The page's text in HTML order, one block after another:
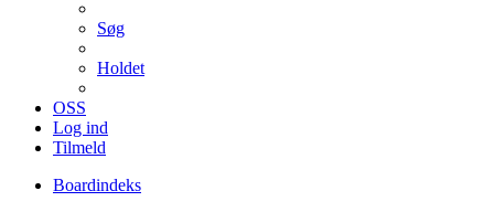
Søg
Holdet
OSS
Log ind
Tilmeld
Boardindeks